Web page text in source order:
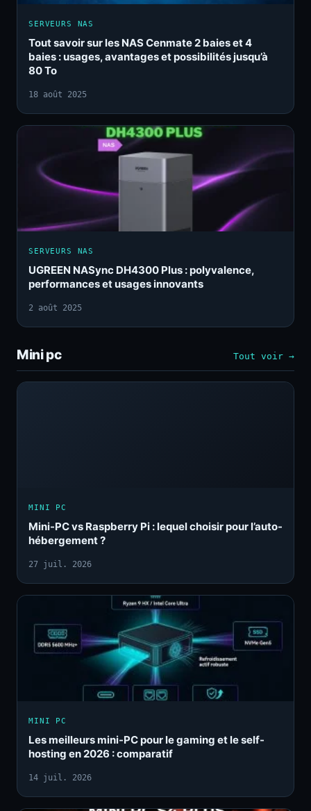
SERVEURS NAS
Tout savoir sur les NAS Cenmate 2 baies et 4
baies : usages, avantages et possibilités jusqu’à
80 To
18 août 2025
SERVEURS NAS
UGREEN NASync DH4300 Plus : polyvalence,
performances et usages innovants
2 août 2025
Mini pc Tout voir →
MINI PC
Mini-PC vs Raspberry Pi : lequel choisir pour l’auto-
hébergement ?
27 juil. 2026
MINI PC
Les meilleurs mini-PC pour le gaming et le self-
hosting en 2026 : comparatif
14 juil. 2026